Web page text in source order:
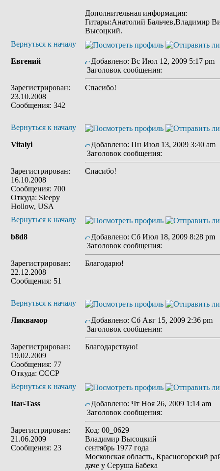
Дополнительная информация:
Гитары:Анатолий Бальчев,Владимир
Высоцкий.
Вернуться к началу
Евгений
Зарегистрирован:
23.10.2008
Сообщения: 342
Добавлено: Вс Июл 12, 2009 5:17 pm
Заголовок сообщения:
Спасибо!
Вернуться к началу
Vitalyi
Зарегистрирован:
16.10.2008
Сообщения: 700
Откуда: Sleepy
Hollow, USA
Добавлено: Пн Июл 13, 2009 3:40 am
Заголовок сообщения:
Спасибо!
Вернуться к началу
b8d8
Зарегистрирован:
22.12.2008
Сообщения: 51
Добавлено: Сб Июл 18, 2009 8:28 pm
Заголовок сообщения:
Благодарю!
Вернуться к началу
Ликвамор
Зарегистрирован:
19.02.2009
Сообщения: 77
Откуда: СССР
Добавлено: Сб Авг 15, 2009 2:36 pm
Заголовок сообщения:
Благодарствую!
Вернуться к началу
Itar-Tass
Зарегистрирован:
21.06.2009
Сообщения: 23
Добавлено: Чт Ноя 26, 2009 1:14 am
Заголовок сообщения:
Код: 00_0629
Владимир Высоцкий
сентябрь 1977 года
Московская область, Красногорский
даче у Серуша Бабека